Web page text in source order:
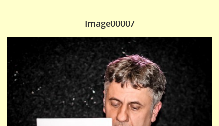
PRO RODIČE
TALENTOVÉ ZKOUŠKY
Image00007